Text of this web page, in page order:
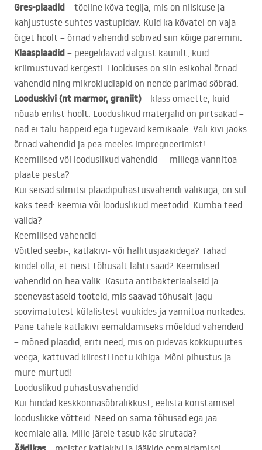
Gres-plaadid – tõeline kõva tegija, mis on niiskuse ja
kahjustuste suhtes vastupidav. Kuid ka kõvatel on vaja
õiget hoolt – õrnad vahendid sobivad siin kõige paremini.
Klaasplaadid – peegeldavad valgust kaunilt, kuid
kriimustuvad kergesti. Hoolduses on siin esikohal õrnad
vahendid ning mikrokiudlapid on nende parimad sõbrad.
Looduskivi (nt marmor, graniit)– klass omaette, kuid
nõuab erilist hoolt. Looduslikud materjalid on pirtsakad –
nad ei talu happeid ega tugevaid kemikaale. Vali kivi jaoks
õrnad vahendid ja pea meeles impregneerimist!
Keemilised või looduslikud vahendid — millega vannitoa
plaate pesta?
Kui seisad silmitsi plaadipuhastusvahendi valikuga, on sul
kaks teed: keemia või looduslikud meetodid. Kumba teed
valida?
Keemilised vahendid
Võitled seebi-, katlakivi- või hallitusjääkidega? Tahad
kindel olla, et neist tõhusalt lahti saad? Keemilised
vahendid on hea valik. Kasuta antibakteriaalseid ja
seenevastaseid tooteid, mis saavad tõhusalt jagu
soovimatutest külalistest vuukides ja vannitoa nurkades.
Pane tähele katlakivi eemaldamiseks mõeldud vahendeid
– mõned plaadid, eriti need, mis on pidevas kokkupuutes
veega, kattuvad kiiresti inetu kihiga. Mõni pihustus ja…
mure murtud!
Looduslikud puhastusvahendid
Kui hindad keskkonnasõbralikkust, eelista koristamisel
looduslikke võtteid. Need on sama tõhusad ega jää
keemiale alla. Mille järele tasub käe sirutada?